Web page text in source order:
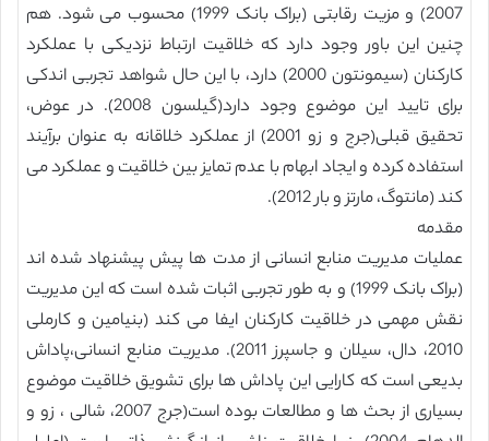
2007) و مزیت رقابتی (براک بانک 1999) محسوب می شود. هم
چنین این باور وجود دارد که خلاقیت ارتباط نزدیکی با عملکرد
کارکنان (سیمونتون 2000) دارد، با این حال شواهد تجربی اندکی
برای تایید این موضوع وجود دارد(گیلسون 2008). در عوض،
تحقیق قبلی(جرج و زو 2001) از عملکرد خلاقانه به عنوان برآیند
استفاده کرده و ایجاد ابهام با عدم تمایز بین خلاقیت و عملکرد می
کند (مانتوگ، مارتز و بار 2012).
مقدمه
عملیات مدیریت منابع انسانی از مدت ها پیش پیشنهاد شده اند
(براک بانک 1999) و به طور تجربی اثبات شده است که این مدیریت
نقش مهمی در خلاقیت کارکنان ایفا می کند (بنیامین و کارملی
2010، دال، سیلان و جاسپرز 2011). مدیریت منابع انسانی،پاداش
بدیعی است که کارایی این پاداش ها برای تشویق خلاقیت موضوع
بسیاری از بحث ها و مطالعات بوده است(جرج 2007، شالی ، زو و